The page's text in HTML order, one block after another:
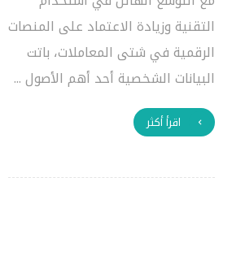
13 أغسطس 2025
التقنية وزيادة الاعتماد على المنصات
الرقمية في شتى المعاملات، باتت
البيانات الشخصية أحد أهم الأصول ...
اقرأ أكثر